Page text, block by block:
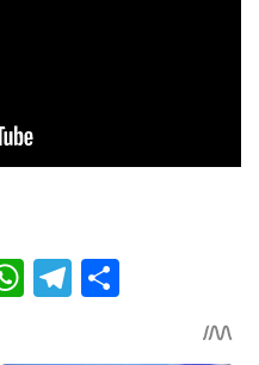
WhatsApp
Telegram